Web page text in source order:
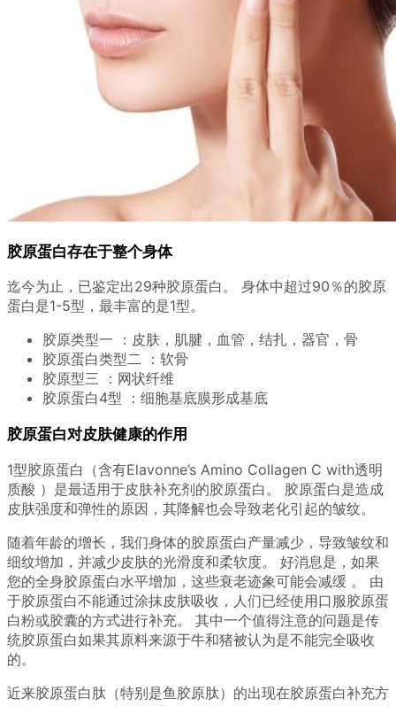
胶原蛋白存在于整个身体
迄今为止，已鉴定出29种胶原蛋白。 身体中超过90％的胶原
蛋白是1-5型，最丰富的是1型。
胶原类型一 ：皮肤，肌腱，血管，结扎，器官，骨
胶原蛋白类型二 ：软骨
胶原型三 ：网状纤维
胶原蛋白4型 ：细胞基底膜形成基底
胶原蛋白对皮肤健康的作用
1型胶原蛋白（含有Elavonne’s Amino Collagen C with透明
质酸 ）是最适用于皮肤补充剂的胶原蛋白。 胶原蛋白是造成
皮肤强度和弹性的原因，其降解也会导致老化引起的皱纹。
随着年龄的增长，我们身体的胶原蛋白产量减少，导致皱纹和
细纹增加，并减少皮肤的光滑度和柔软度。 好消息是，如果
您的全身胶原蛋白水平增加，这些衰老迹象可能会减缓 。 由
于胶原蛋白不能通过涂抹皮肤吸收，人们已经使用口服胶原蛋
白粉或胶囊的方式进行补充。 其中一个值得注意的问题是传
统胶原蛋白如果其原料来源于牛和猪被认为是不能完全吸收
的。
近来胶原蛋白肽（特别是鱼胶原肽）的出现在胶原蛋白补充方